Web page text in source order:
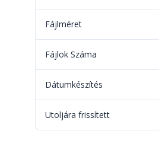
Fájlméret
Fájlok Száma
Dátumkészítés
Utoljára frissített